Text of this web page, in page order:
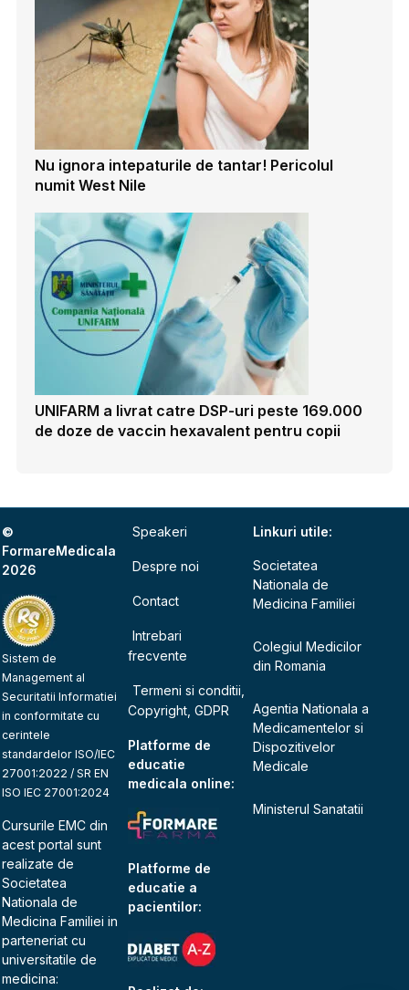
Nu ignora intepaturile de tantar! Pericolul
numit West Nile
UNIFARM a livrat catre DSP-uri peste 169.000
de doze de vaccin hexavalent pentru copii
©
FormareMedicala
2026
Sistem de
Management al
Securitatii Informatiei
in conformitate cu
cerintele
standardelor ISO/IEC
27001:2022 / SR EN
ISO IEC 27001:2024
Cursurile EMC din
acest portal sunt
realizate de
Societatea
Nationala de
Medicina Familiei in
parteneriat cu
universitatile de
medicina:
Speakeri
Despre noi
Contact
Intrebari
frecvente
Termeni si conditii,
Copyright, GDPR
Platforme de
educatie
medicala online:
Platforme de
educatie a
pacientilor:
Linkuri utile:
Societatea
Nationala de
Medicina Familiei
Colegiul Medicilor
din Romania
Agentia Nationala a
Medicamentelor si
Dispozitivelor
Medicale
Ministerul Sanatatii